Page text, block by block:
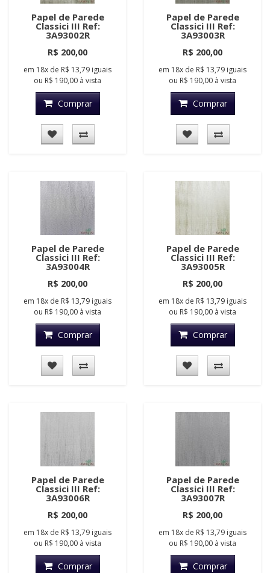
Papel de Parede
Classici III Ref:
3A93002R
R$ 200,00
em 18x de R$ 13,79 iguais
ou R$ 190,00 à vista
Comprar
Papel de Parede
Classici III Ref:
3A93003R
R$ 200,00
em 18x de R$ 13,79 iguais
ou R$ 190,00 à vista
Comprar
Papel de Parede
Classici III Ref:
3A93004R
R$ 200,00
em 18x de R$ 13,79 iguais
ou R$ 190,00 à vista
Comprar
Papel de Parede
Classici III Ref:
3A93005R
R$ 200,00
em 18x de R$ 13,79 iguais
ou R$ 190,00 à vista
Comprar
Papel de Parede
Classici III Ref:
3A93006R
R$ 200,00
em 18x de R$ 13,79 iguais
ou R$ 190,00 à vista
Comprar
Papel de Parede
Classici III Ref:
3A93007R
R$ 200,00
em 18x de R$ 13,79 iguais
ou R$ 190,00 à vista
Comprar